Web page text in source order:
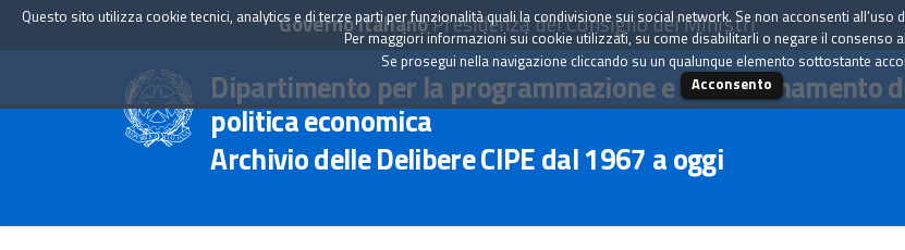
Governo ItalianoPresidenza del Consiglio dei Ministri
Dipartimento per la programmazione e il coordinamento
politica economica
Archivio delle Delibere CIPE dal 1967 a oggi
Questo sito utilizza cookie tecnici, analytics e di terze parti per funzionalità quali la condivisione sui social network. Se non acconsenti
Per maggiori informazioni sui cookie utilizzati, su come disabilitarli o negare il consenso
Se prosegui nella navigazione cliccando su un qualunque elemento sottostante
Acconsento